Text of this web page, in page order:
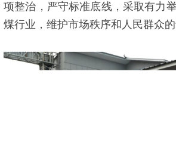
项整治，严守标准底线，采取有力
煤行业，维护市场秩序和人民群众的